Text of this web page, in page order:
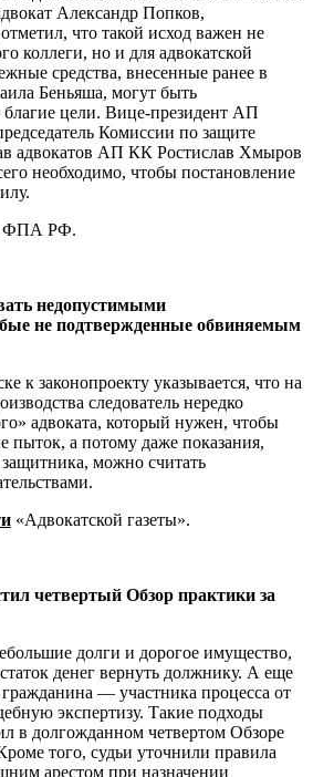
Александр Попков,
что такой исход важен не
коллеги, но и для адвокатской
средства, внесенные ранее в
Беньяша, могут быть
цели. Вице-президент АП
Комиссии по защите
адвокатов АП КК Ростислав Хмыров
необходимо, чтобы постановление
ФПА РФ.
недопустимыми
не подтвержденные обвиняемым
к законопроекту указывается, что на
следователь нередко
адвоката, который нужен, чтобы
пыток, а потому даже показания,
можно считать
«Адвокатской газеты».
четвертый Обзор практики за
долги и дорогое имущество,
денег вернуть должнику. А еще
гражданина — участника процесса от
экспертизу. Такие подходы
в долгожданном четвертом Обзоре
того, судьи уточнили правила
арестом при назначении